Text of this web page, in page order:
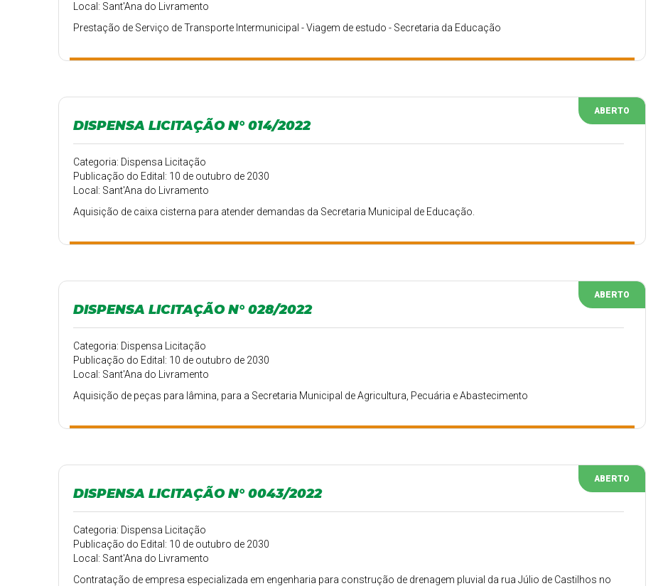
Local: Sant'Ana do Livramento
Prestação de Serviço de Transporte Intermunicipal - Viagem de estudo - Secretaria da Educação
ABERTO
DISPENSA LICITAÇÃO N° 014/2022
Categoria: Dispensa Licitação
Publicação do Edital: 10 de outubro de 2030
Local: Sant'Ana do Livramento
Aquisição de caixa cisterna para atender demandas da Secretaria Municipal de Educação.
ABERTO
DISPENSA LICITAÇÃO N° 028/2022
Categoria: Dispensa Licitação
Publicação do Edital: 10 de outubro de 2030
Local: Sant'Ana do Livramento
Aquisição de peças para lâmina, para a Secretaria Municipal de Agricultura, Pecuária e Abastecimento
ABERTO
DISPENSA LICITAÇÃO N° 0043/2022
Categoria: Dispensa Licitação
Publicação do Edital: 10 de outubro de 2030
Local: Sant'Ana do Livramento
Contratação de empresa especializada em engenharia para construção de drenagem pluvial da rua Júlio de Castilhos no